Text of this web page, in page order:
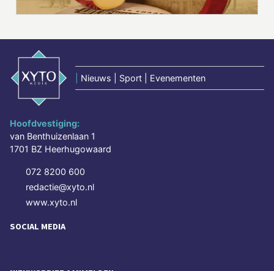
Nieuws | Sport | Evenementen
Hoofdvestiging:
van Benthuizenlaan 1
1701 BZ Heerhugowaard
072 8200 600
redactie@xyto.nl
www.xyto.nl
SOCIAL MEDIA